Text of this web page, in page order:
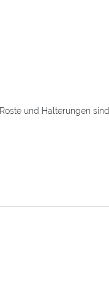
und Halterungen sind
der Montagefläche